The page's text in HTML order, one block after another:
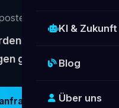
KI & Zukunft
Blog
Über uns
–
Vertrauen
generieren.